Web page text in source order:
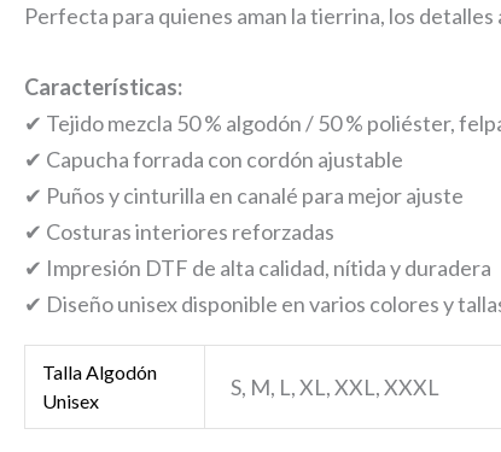
Perfecta para quienes aman la tierrina, los
Características:
✔ Tejido mezcla 50 % algodón / 50 % poliéster,
✔ Capucha forrada con cordón ajustable
✔ Puños y cinturilla en canalé para mejor ajuste
✔ Costuras interiores reforzadas
✔ Impresión DTF de alta calidad, nítida y duradera
✔ Diseño unisex disponible en varios colores y
Talla Algodón
Unisex
S, M, L, XL, XXL, XXXL